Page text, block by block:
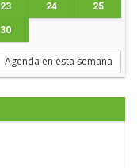
23 24 25
30
Agenda en esta semana